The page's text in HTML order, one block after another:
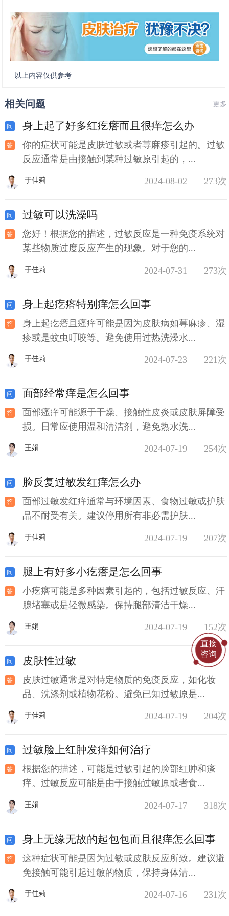
以上内容仅供参考
相关问题 更多
身上起了好多红疙瘩而且很痒怎么办
你的症状可能是皮肤过敏或者荨麻疹引起的。过敏
反应通常是由接触到某种过敏原引起的，...
于佳莉 2024-08-02 273次
过敏可以洗澡吗
您好！根据您的描述，过敏反应是一种免疫系统对
某些物质过度反应产生的现象。对于您的...
于佳莉 2024-07-31 273次
身上起疙瘩特别痒怎么回事
身上起疙瘩且瘙痒可能是因为皮肤病如荨麻疹、湿
疹或是蚊虫叮咬等。避免使用过热洗澡水...
于佳莉 2024-07-23 221次
面部经常痒是怎么回事
面部瘙痒可能源于干燥、接触性皮炎或皮肤屏障受
损。日常应使用温和清洁剂，避免热水洗...
王娟 2024-07-19 254次
脸反复过敏发红痒怎么办
面部过敏发红痒通常与环境因素、食物过敏或护肤
品不耐受有关。建议停用所有非必需护肤...
于佳莉 2024-07-19 207次
腿上有好多小疙瘩是怎么回事
小疙瘩可能是多种因素引起的，包括过敏反应、汗
腺堵塞或是轻微感染。保持腿部清洁干燥...
王娟 2024-07-19 152次
皮肤性过敏
皮肤过敏通常是对特定物质的免疫反应，如化妆
品、洗涤剂或植物花粉。避免已知过敏原是...
于佳莉 2024-07-19 204次
过敏脸上红肿发痒如何治疗
根据您的描述，可能是过敏引起的脸部红肿和瘙
痒。过敏反应可能是由于接触过敏原或者食...
王娟 2024-07-17 318次
身上无缘无故的起包包而且很痒怎么回事
这种症状可能是因为过敏或皮肤反应所致。建议避
免接触可能引起过敏的物质，保持身体清...
于佳莉 2024-07-16 231次
直接
咨询